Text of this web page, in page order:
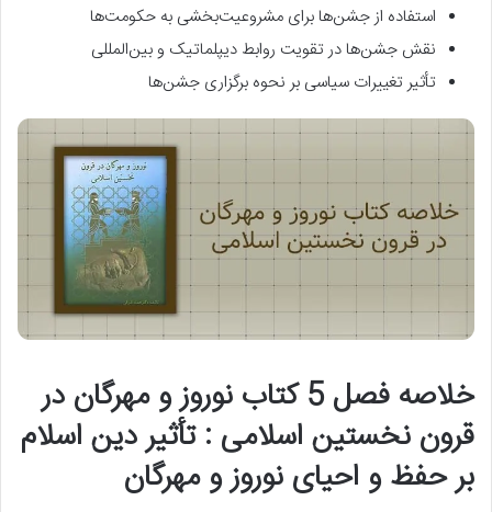
استفاده از جشن‌ها برای مشروعیت‌بخشی به حکومت‌ها
نقش جشن‌ها در تقویت روابط دیپلماتیک و بین‌المللی
تأثیر تغییرات سیاسی بر نحوه برگزاری جشن‌ها
خلاصه فصل 5 کتاب نوروز و مهرگان در
قرون نخستین اسلامی : تأثیر دین اسلام
بر حفظ و احیای نوروز و مهرگان